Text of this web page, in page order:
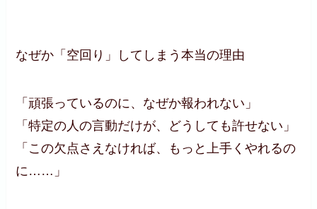
なぜか「空回り」してしまう本当の理由
「頑張っているのに、なぜか報われない」
「特定の人の言動だけが、どうしても許せない」
「この欠点さえなければ、もっと上手くやれるの
に……」